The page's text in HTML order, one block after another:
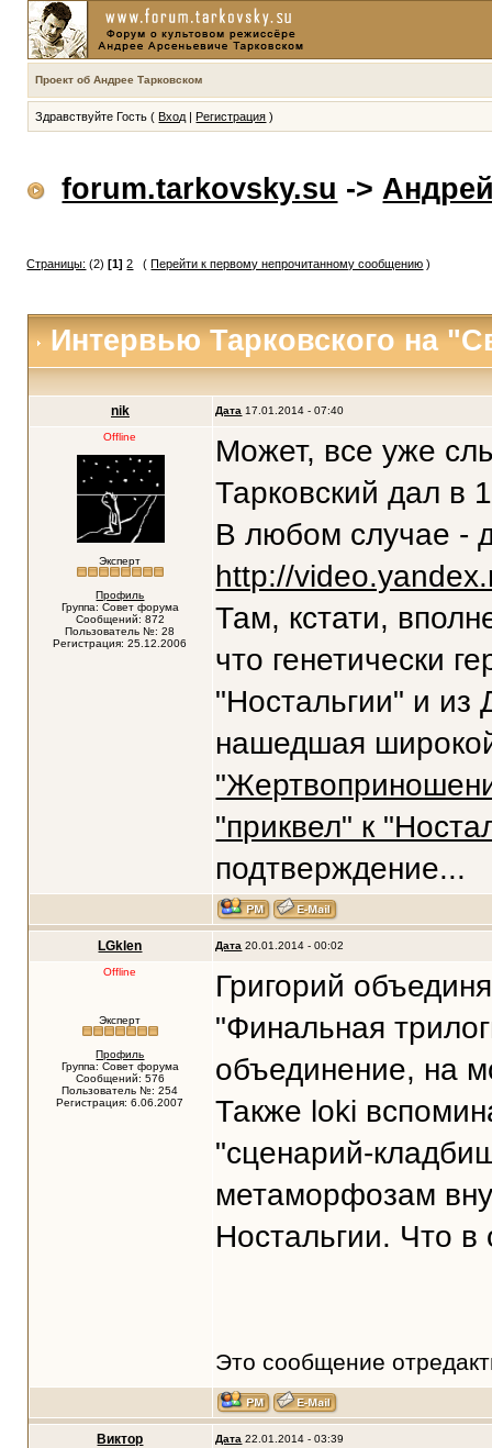
Проект об Андрее Тарковском
Здравствуйте Гость (Вход |Регистрация )
forum.tarkovsky.su ->
Страницы: (2)[1] 2 (Перейти к первому непрочитанному сообщению )
Интервью Тарковского на
nik Дата 17.01.2014 - 07:40
Offline
Эксперт
Профиль
Группа: Совет форума
Сообщений: 872
Пользователь №: 28
Регистрация: 25.12.2006
Может, все уже
Тарковский дал в
В любом случае -
http://
Там, кстати,
что генетически
"Ностальгии" и из
нашедшая
"приквел" к
подтверждение...
LGklen Дата 20.01.2014 - 00:02
Offline
Эксперт
Профиль
Группа: Совет форума
Сообщений: 576
Пользователь №: 254
Регистрация: 6.06.2007
Григорий
"Финальная
объединение, на
Также loki
"сценарий-
метаморфозам
Ностальгии. Что
Это сообщение
Виктор Дата 22.01.2014 - 03:39